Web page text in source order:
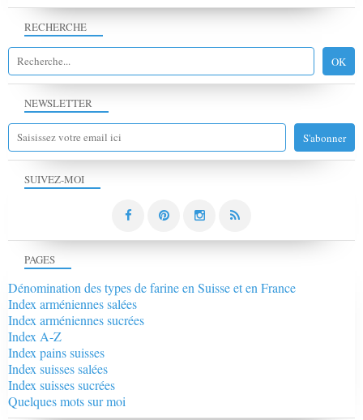
NEWSLETTER
SUIVEZ-MOI
RECHERCHE
PAGES
Dénomination des types de farine en Suisse et en France
Index arméniennes salées
Index arméniennes sucrées
Index A-Z
Index pains suisses
Index suisses salées
Index suisses sucrées
Quelques mots sur moi